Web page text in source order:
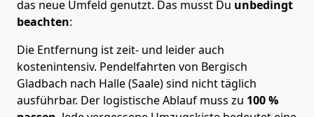
das neue Umfeld genutzt. Das musst Du unbedingt
beachten:
Die Entfernung ist zeit- und leider auch
kostenintensiv. Pendelfahrten von Bergisch
Gladbach nach Halle (Saale) sind nicht täglich
ausführbar. Der logistische Ablauf muss zu 100 %